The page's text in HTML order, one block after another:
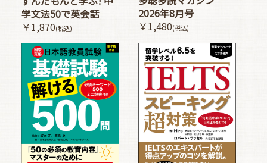
学文法50で英会話
￥1,870(税込)
2026年8月号
￥1,480(税込)